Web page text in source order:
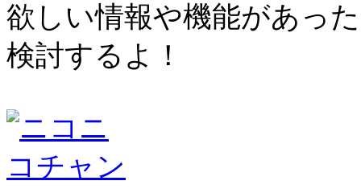
欲しい情報や機能があっ
検討するよ！